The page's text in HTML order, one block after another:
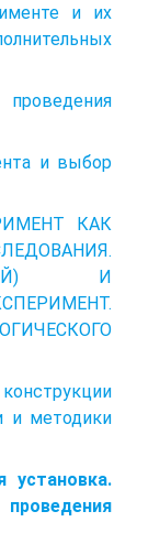
и их
и выбор
КАК
И
и методики
установка.